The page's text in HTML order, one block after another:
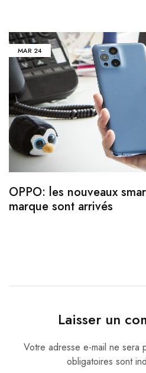
MAR 24
OPPO: les nouveaux
marque sont arrivés
Laisser un
Votre adresse e-mail ne sera
obligatoires sont